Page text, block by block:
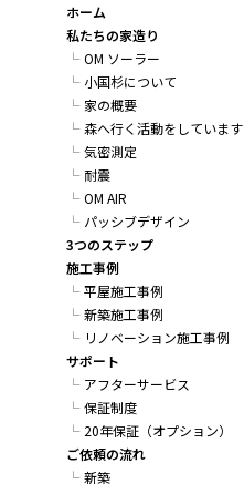
ホーム
私たちの家造り
OM ソーラー
小国杉について
家の概要
森へ行く活動をしています
気密測定
耐震
OM AIR
パッシブデザイン
3つのステップ
施工事例
平屋施工事例
新築施工事例
リノベーション施工事例
サポート
アフターサービス
保証制度
20年保証（オプション）
ご依頼の流れ
新築